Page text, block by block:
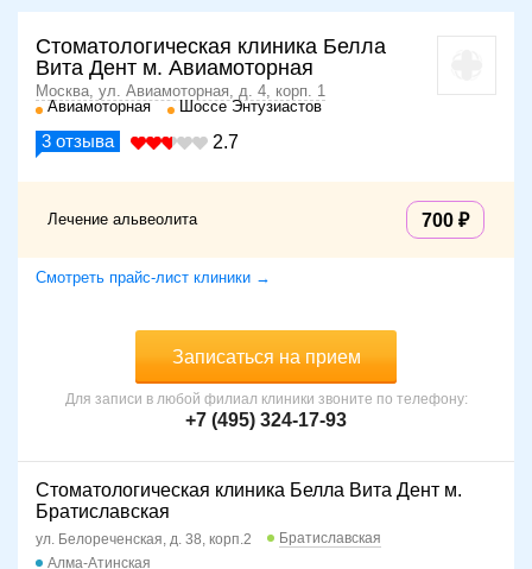
Стоматологическая клиника Белла
Вита Дент м. Авиамоторная
Москва, ул. Авиамоторная, д. 4, корп. 1
Авиамоторная
Шоссе Энтузиастов
3 отзыва 2.7
Лечение альвеолита 700
Смотреть прайс-лист клиники →
Записаться на прием
Для записи в любой филиал клиники звоните по телефону:
+7 (495) 324-17-93
Стоматологическая клиника Белла Вита Дент м.
Братиславская
ул. Белореченская, д. 38, корп.2
Братиславская
Алма-Атинская